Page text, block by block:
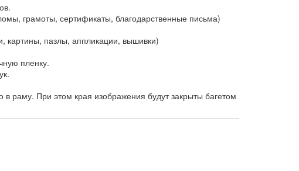
грамоты, сертификаты, благодарственные письма)
пазлы, аппликации, вышивки)
пленку.
раму. При этом края изображения будут закрыты багетом